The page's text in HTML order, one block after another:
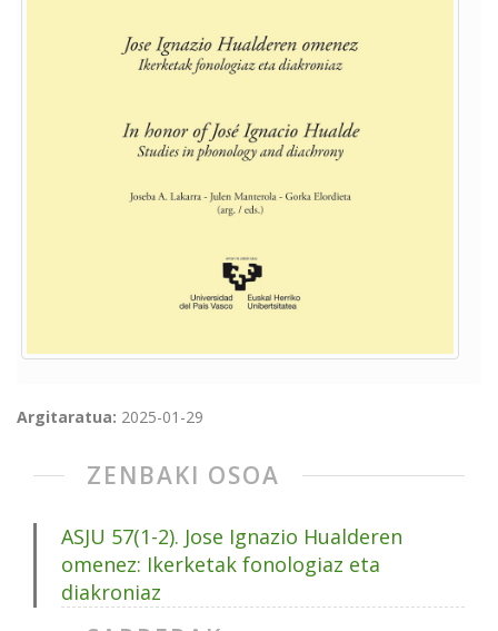
Argitaratua: 2025-01-29
ZENBAKI OSOA
ASJU 57(1-2). Jose Ignazio Hualderen
omenez: Ikerketak fonologiaz eta
diakroniaz